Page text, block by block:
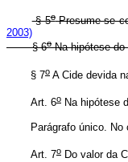
§ 5oPresume-se
2003)
§ 6oNa hipótese do
§ 7o A Cide devida
Art. 6o Na hipótese
Parágrafo único.
Art. 7o Do valor da